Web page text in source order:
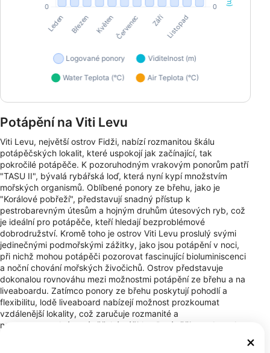
Potápění na Viti Levu
Viti Levu, největší ostrov Fidži, nabízí rozmanitou škálu
potápěčských lokalit, které uspokojí jak začínající, tak
pokročilé potápěče. K pozoruhodným vrakovým ponorům patří
"TASU II", bývalá rybářská loď, která nyní kypí množstvím
mořských organismů. Oblíbené ponory ze břehu, jako je
"Korálové pobřeží", představují snadný přístup k
pestrobarevným útesům a hojným druhům útesových ryb, což
je ideální pro potápěče, kteří hledají bezproblémové
dobrodružství. Kromě toho je ostrov Viti Levu proslulý svými
jedinečnými podmořskými zážitky, jako jsou potápění v noci,
při nichž mohou potápěči pozorovat fascinující bioluminiscenci
a noční chování mořských živočichů. Ostrov představuje
dokonalou rovnováhu mezi možnostmi potápění ze břehu a na
liveaboardu. Zatímco ponory ze břehu poskytují pohodlí a
flexibilitu, lodě liveaboard nabízejí možnost prozkoumat
vzdálenější lokality, což zaručuje rozmanité a
nezapomenutelné potápěčské zážitky. Potápěči se zde mohou